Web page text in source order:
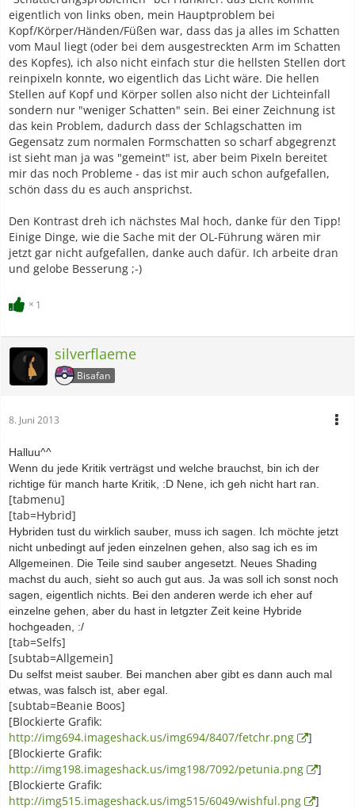
eigentlich von links oben, mein Hauptproblem bei
Kopf/Körper/Händen/Füßen war, dass das ja alles im Schatten
vom Maul liegt (oder bei dem ausgestreckten Arm im Schatten
des Kopfes), ich also nicht einfach stur die hellsten Stellen dort
reinpixeln konnte, wo eigentlich das Licht wäre. Die hellen
Stellen auf Kopf und Körper sollen also nicht der Lichteinfall
sondern nur "weniger Schatten" sein. Bei einer Zeichnung ist
das kein Problem, dadurch dass der Schlagschatten im
Gegensatz zum normalen Formschatten so scharf abgegrenzt
ist sieht man ja was "gemeint" ist, aber beim Pixeln bereitet
mir das noch Probleme - das ist mir auch schon aufgefallen,
schön dass du es auch ansprichst.
Den Kontrast dreh ich nächstes Mal hoch, danke für den Tipp!
Einige Dinge, wie die Sache mit der OL-Führung wären mir
jetzt gar nicht aufgefallen, danke auch dafür. Ich arbeite dran
und gelobe Besserung ;-)
1
silverflaeme
Bisafan
8. Juni 2013
Halluu^^
Wenn du jede Kritik verträgst und welche brauchst, bin ich der
richtige für manch harte Kritik, :D Nene, ich geh nicht hart ran.
[tabmenu]
[tab=Hybrid]
Hybriden tust du wirklich sauber, muss ich sagen. Ich möchte jetzt
nicht unbedingt auf jeden einzelnen gehen, also sag ich es im
Allgemeinen. Die Teile sind sauber angesetzt. Neues Shading
machst du auch, sieht so auch gut aus. Ja was soll ich sonst noch
sagen, eigentlich nichts. Bei den anderen werde ich eher auf
einzelne gehen, aber du hast in letgzter Zeit keine Hybride
hochgeaden, :/
[tab=Selfs]
[subtab=Allgemein]
Du selfst meist sauber. Bei manchen aber gibt es dann auch mal
etwas, was falsch ist, aber egal.
[subtab=Beanie Boos]
[Blockierte Grafik:
http://img694.imageshack.us/img694/8407/fetchr.png
]
[Blockierte Grafik:
http://img198.imageshack.us/img198/7092/petunia.png
]
[Blockierte Grafik:
http://img515.imageshack.us/img515/6049/wishful.png
]